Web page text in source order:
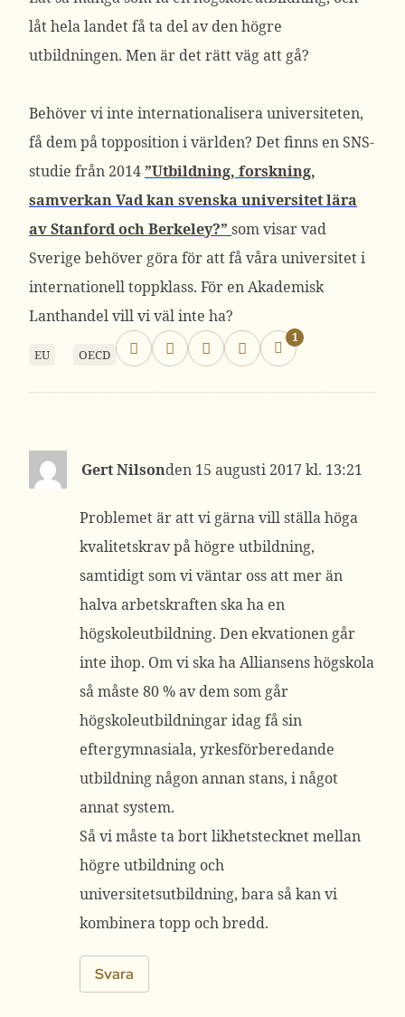
låt hela landet få ta del av den högre
utbildningen. Men är det rätt väg att gå?
Behöver vi inte internationalisera universiteten,
få dem på topposition i världen? Det finns en SNS-
studie från 2014”Utbildning, forskning,
samverkan Vad kan svenska universitet lära
av Stanford och Berkeley?” som visar vad
Sverige behöver göra för att få våra universitet i
internationell toppklass. För en Akademisk
Lanthandel vill vi väl inte ha?
EU OECD
1
Gert Nilson 15 augusti 2017 kl. 13:21
Problemet är att vi gärna vill ställa höga
kvalitetskrav på högre utbildning,
samtidigt som vi väntar oss att mer än
halva arbetskraften ska ha en
högskoleutbildning. Den ekvationen går
inte ihop. Om vi ska ha Alliansens högskola
så måste 80 % av dem som går
högskoleutbildningar idag få sin
eftergymnasiala, yrkesförberedande
utbildning någon annan stans, i något
annat system.
Så vi måste ta bort likhetstecknet mellan
högre utbildning och
universitetsutbildning, bara så kan vi
kombinera topp och bredd.
Svara